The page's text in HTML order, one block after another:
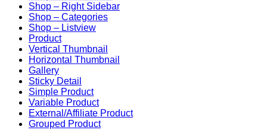
Shop – Right Sidebar
Shop – Categories
Shop – Listview
Product
Vertical Thumbnail
Horizontal Thumbnail
Gallery
Sticky Detail
Simple Product
Variable Product
External/Affiliate Product
Grouped Product